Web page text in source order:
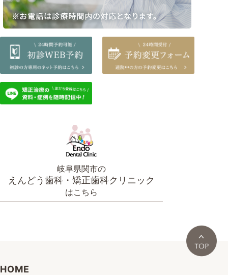
岐阜県関市の
えんどう歯科・矯正歯科クリニック
はこちら
HOME